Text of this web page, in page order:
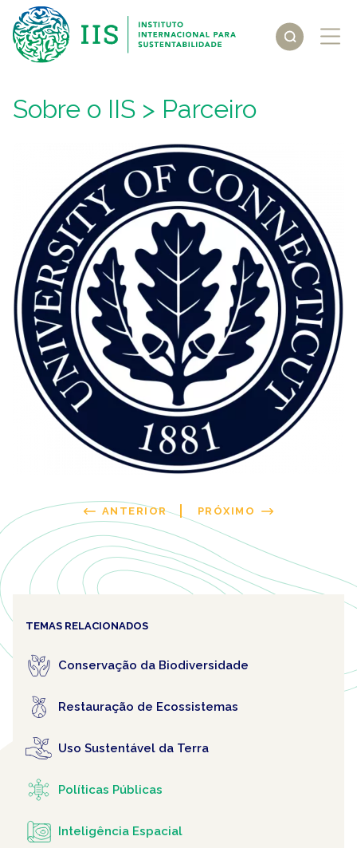
Sobre o IIS > Parceiro
ANTERIOR PRÓXIMO
TEMAS RELACIONADOS
Conservação da Biodiversidade
Restauração de Ecossistemas
Uso Sustentável da Terra
Políticas Públicas
Inteligência Espacial